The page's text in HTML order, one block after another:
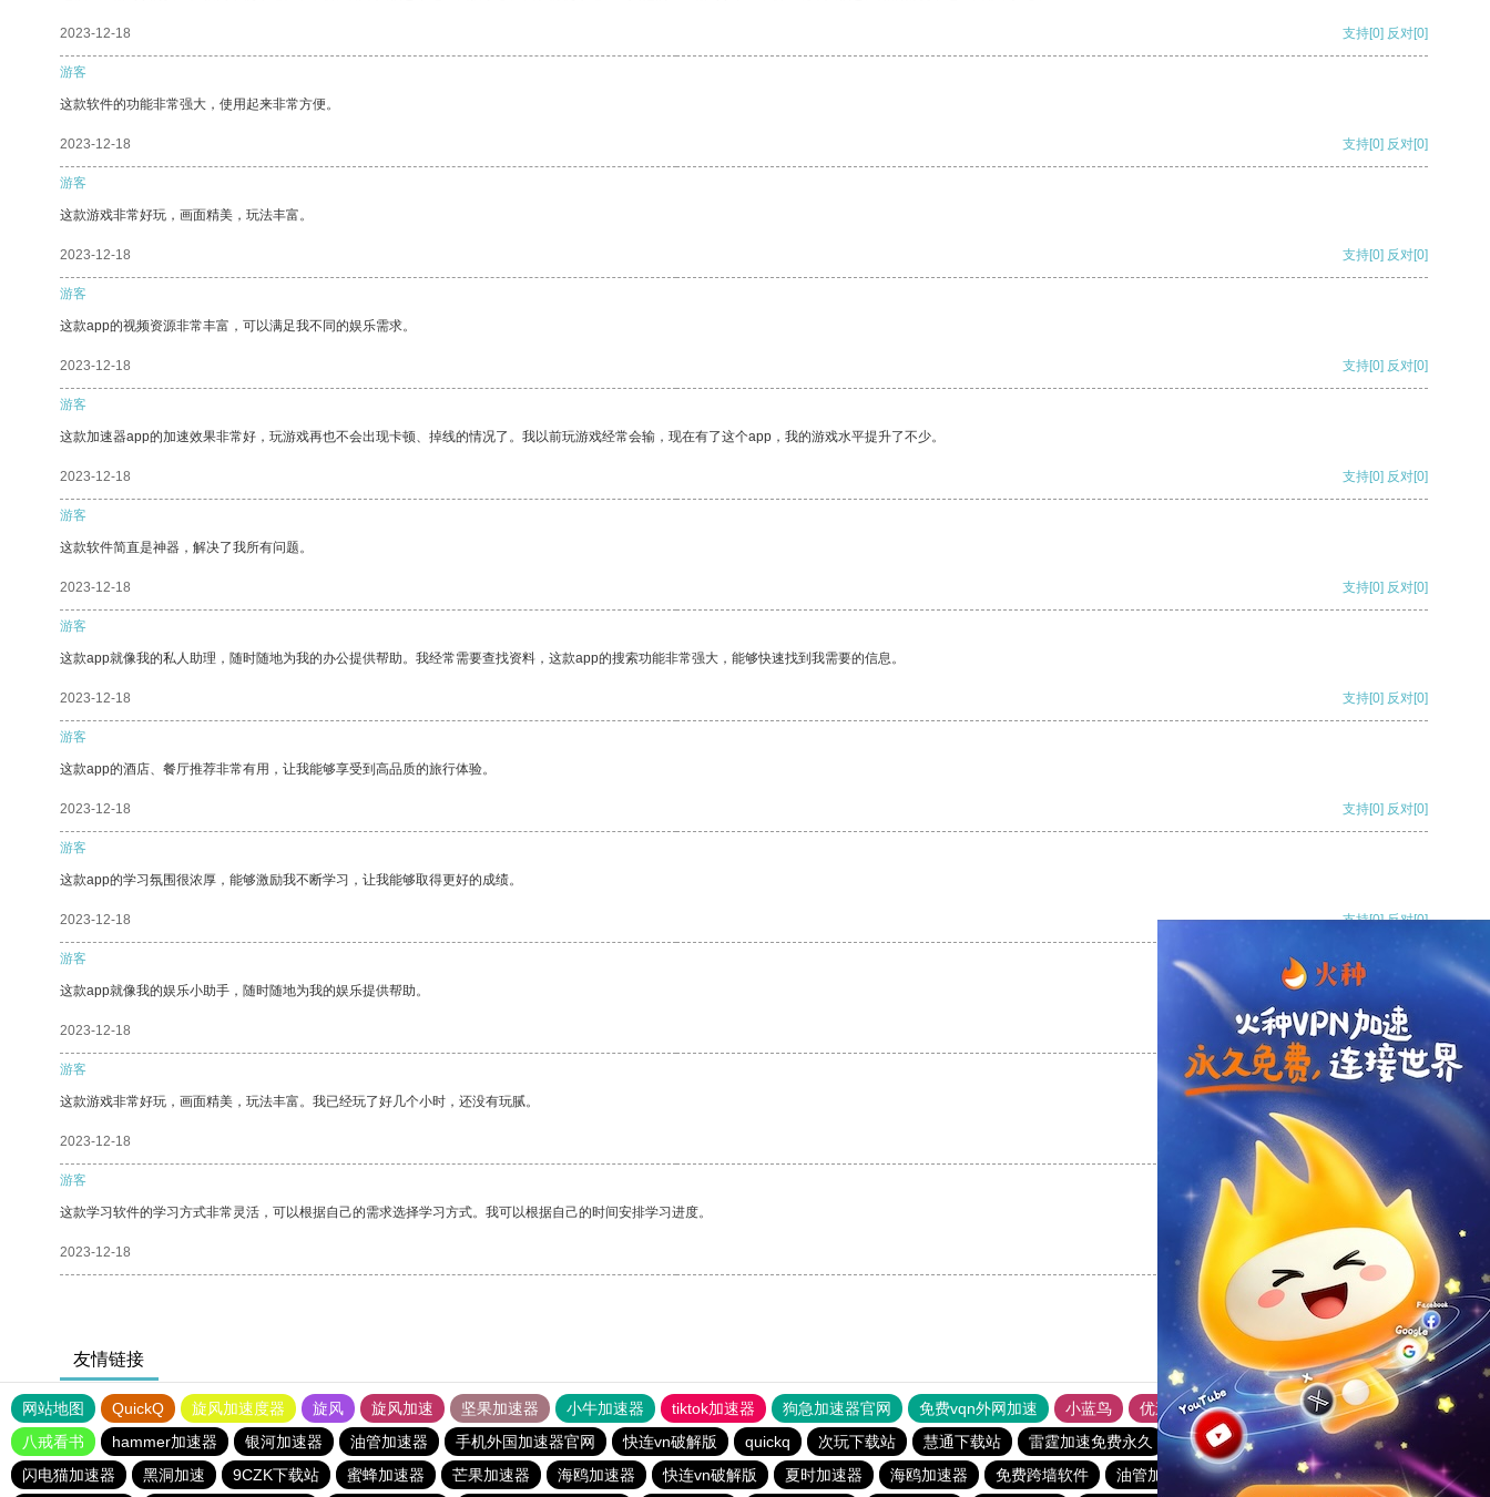
2023-12-18 支持[0] 反对[0]
游客
这款软件的功能非常强大，使用起来非常方便。
2023-12-18 支持[0] 反对[0]
游客
这款游戏非常好玩，画面精美，玩法丰富。
2023-12-18 支持[0] 反对[0]
游客
这款app的视频资源非常丰富，可以满足我不同的娱乐需求。
2023-12-18 支持[0] 反对[0]
游客
这款加速器app的加速效果非常好，玩游戏再也不会出现卡顿、掉线的情况了。我以前玩游戏经常会输，现在有了这个app，我的游戏水平提升了不少。
2023-12-18 支持[0] 反对[0]
游客
这款软件简直是神器，解决了我所有问题。
2023-12-18 支持[0] 反对[0]
游客
这款app就像我的私人助理，随时随地为我的办公提供帮助。我经常需要查找资料，这款app的搜索功能非常强大，能够快速找到我需要的信息。
2023-12-18 支持[0] 反对[0]
游客
这款app的酒店、餐厅推荐非常有用，让我能够享受到高品质的旅行体验。
2023-12-18 支持[0] 反对[0]
游客
这款app的学习氛围很浓厚，能够激励我不断学习，让我能够取得更好的成绩。
2023-12-18 支持[0] 反对[0]
游客
这款app就像我的娱乐小助手，随时随地为我的娱乐提供帮助。
2023-12-18 支持[0] 反对
游客
这款游戏非常好玩，画面精美，玩法丰富。我已经玩了好几个小时，还没有玩腻。
2023-12-18 支持
游客
这款学习软件的学习方式非常灵活，可以根据自己的需求选择学习方式。我可以根据自己的时间安排学习进度。
2023-12-18 支持 反对 [0]
友情链接
网站地图 QuickQ 旋风加速度器 旋风 旋风加速 坚果加速器 小牛加速器 tiktok加速器 狗急加速器官网 免费vqn外网加速 小蓝鸟 优途加速器官网 风驰加速器
旋风加速器
八戒看书
hammer加速器 银河加速器 油管加速器 手机外国加速器官网 快连vn破解版 quickq 次玩下载站 慧通下载站 雷霆加速免费永久 手机外国加速器官网
一元机场
闪电猫加速器
黑洞加速 9CZK下载站 蜜蜂加速器 芒果加速器 海鸥加速器 快连vn破解版 夏时加速器 海鸥加速器 免费跨墙软件 油管加速器 酷通加速器 一元机场